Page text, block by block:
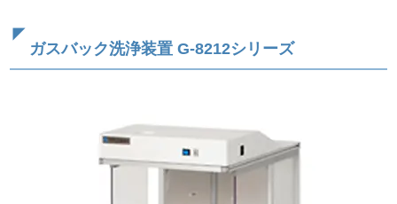
ガスバック洗浄装置 G-8212シリーズ